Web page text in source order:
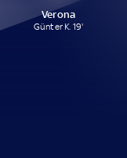
Verona
Günter K. 19'